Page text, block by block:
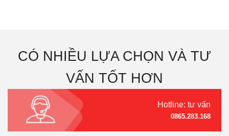
CÓ NHIỀU LỰA CHỌN VÀ TƯ
VẤN TỐT HƠN
Hotline: tư vấn
0865.283.168